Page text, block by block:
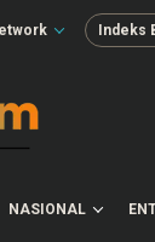
Indeks
NASIONAL